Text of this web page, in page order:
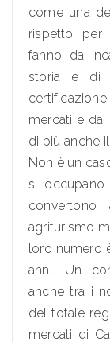
come una
rispetto per
fanno da
storia e di
mercati e
di più anche
Non è un
si
agriturismo
loro numero
anni. Un
anche tra i
del totale
mercati di